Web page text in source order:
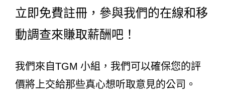
立即免費註冊，參與我們的在線和移
動調查來賺取薪酬吧！
我們來自TGM 小組，我們可以確保您的評
價將上交給那些真心想听取意見的公司。